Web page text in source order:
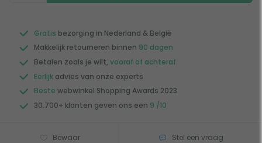
Gratis bezorging in Nederland & België
Makkelijk retourneren binnen 90 dagen
Betalen zoals je wilt, vooraf of achteraf
Eerlijk advies van onze experts
Beste webwinkel Shopping Awards 2023
30.700+ klanten geven ons een 9 /10
Bewaar Stel een vraag